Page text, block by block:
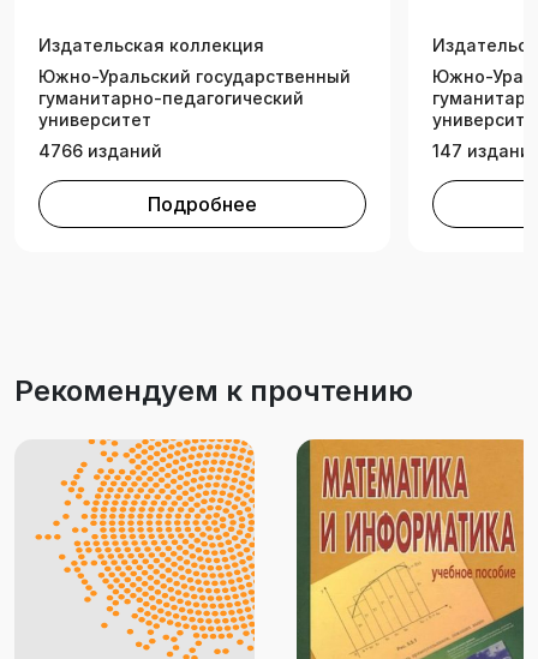
Издательская коллекция
Южно-Уральский государственный
гуманитарно-педагогический
университет
4766 изданий
Подробнее
Южно-
147
Рекомендуем к прочтению